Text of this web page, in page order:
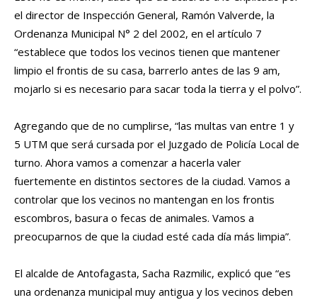
el director de Inspección General, Ramón Valverde, la
Ordenanza Municipal N° 2 del 2002, en el artículo 7
“establece que todos los vecinos tienen que mantener
limpio el frontis de su casa, barrerlo antes de las 9 am,
mojarlo si es necesario para sacar toda la tierra y el polvo”.
Agregando que de no cumplirse, “las multas van entre 1 y
5 UTM que será cursada por el Juzgado de Policía Local de
turno. Ahora vamos a comenzar a hacerla valer
fuertemente en distintos sectores de la ciudad. Vamos a
controlar que los vecinos no mantengan en los frontis
escombros, basura o fecas de animales. Vamos a
preocuparnos de que la ciudad esté cada día más limpia”.
El alcalde de Antofagasta, Sacha Razmilic, explicó que “es
una ordenanza municipal muy antigua y los vecinos deben